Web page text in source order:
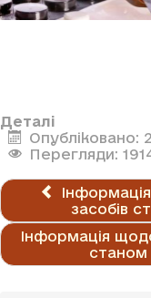
Деталі
Опубліковано:
Перегляди:
засобів
Інформація
станом